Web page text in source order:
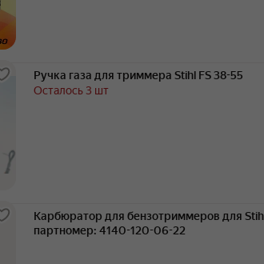
Ручка газа для триммера Stihl FS 38-55
Осталось 3 шт
Карбюратор для бензотриммеров для
партномер: 4140-120-06-22